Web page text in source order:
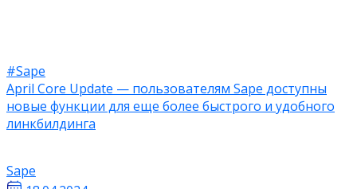
#Sape
April Core Update — пользователям Sape доступны
новые функции для еще более быстрого и удобного
линкбилдинга
Sape